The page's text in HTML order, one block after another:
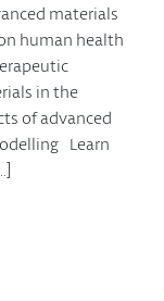
materials
human health
in the
of advanced
Learn